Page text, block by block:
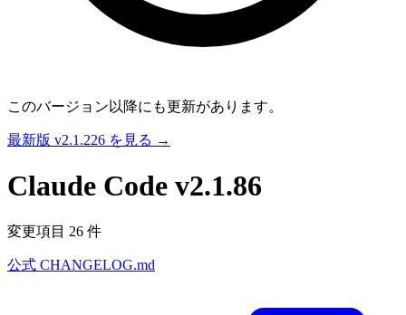
このバージョン以降にも更新があります。
最新版 v2.1.226 を見る →
Claude Code v2.1.86
変更項目 26 件
公式 CHANGELOG.md